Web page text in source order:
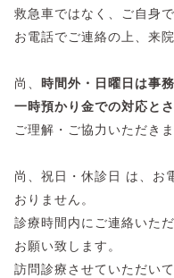
救急車ではなく、ご自身
お電話でご連絡の上、来院
尚、 時間外・日曜日は事
一時預かり金での対応と
ご理解・ご協力いただき
尚、祝日・休診日 は、お
おりません。
診療時間内にご連絡いた
お願い致します。
訪問診療させていただい